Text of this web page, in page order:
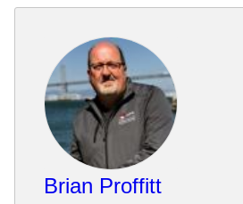
Brian Proffitt